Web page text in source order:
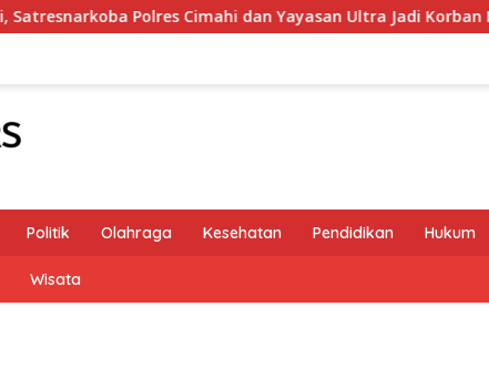
dan Yayasan Ultra Jadi Korban Narasi Sepihak
Politik Olahraga Kesehatan Pendidikan Hukum
Wisata